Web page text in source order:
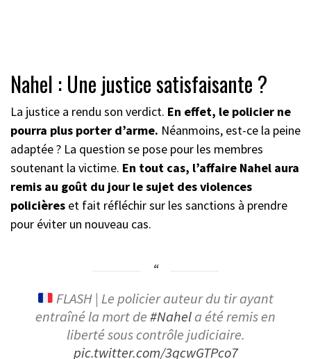
Nahel : Une justice satisfaisante ?
La justice a rendu son verdict. En effet, le policier ne
pourra plus porter d’arme. Néanmoins, est-ce la peine
adaptée ? La question se pose pour les membres
soutenant la victime. En tout cas, l’affaire Nahel aura
remis au goût du jour le sujet des violences
policières et fait réfléchir sur les sanctions à prendre
pour éviter un nouveau cas.
FLASH | Le policier auteur du tir ayant
entraîné la mort de#Nahela été remis en
liberté sous contrôle judiciaire.
pic.twitter.com/3qcwGTPco7